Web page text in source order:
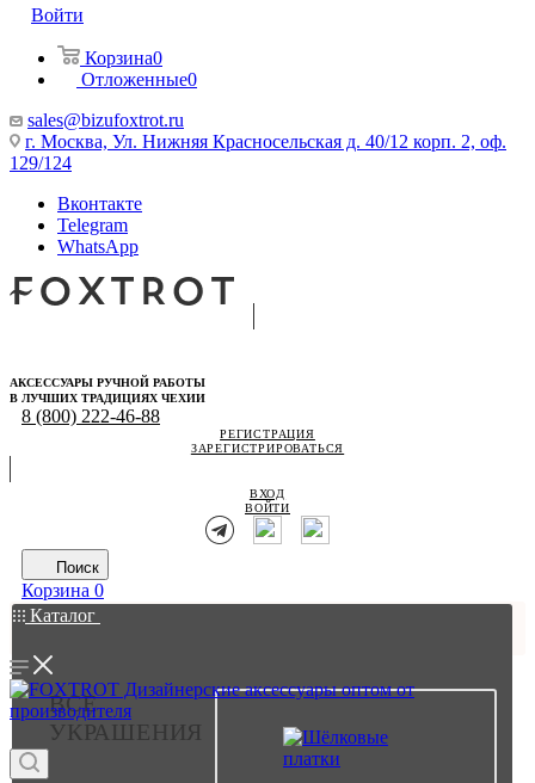
Войти
Корзина0
Отложенные0
sales@bizufoxtrot.ru
г. Москва, Ул. Нижняя Красносельская д. 40/12 корп. 2, оф.
129/124
Вконтакте
Telegram
WhatsApp
АКСЕССУАРЫ РУЧНОЙ РАБОТЫ
В ЛУЧШИХ ТРАДИЦИЯХ ЧЕХИИ
8 (800) 222-46-88
РЕГИСТРАЦИЯ
ЗАРЕГИСТРИРОВАТЬСЯ
ВХОД
ВОЙТИ
Поиск
Корзина 0
Каталог
ВСЕ
УКРАШЕНИЯ